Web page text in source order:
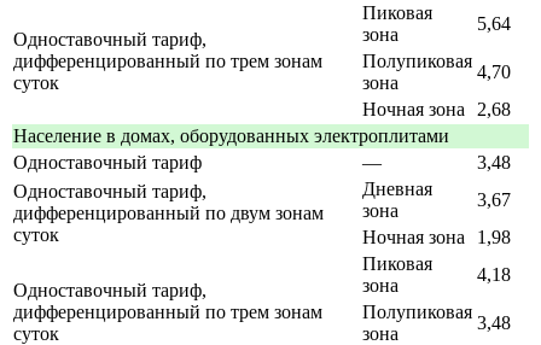
Одноставочный тариф,
дифференцированный по трем зонам
суток
Пиковая
зона
5,64
Полупиковая
зона
4,70
Ночная зона
2,68
Население в домах, оборудованных электроплитами
Одноставочный тариф
—
3,48
Одноставочный тариф,
дифференцированный по двум зонам
суток
Дневная
зона
3,67
Ночная зона
1,98
Одноставочный тариф,
дифференцированный по трем зонам
суток
Пиковая
зона
4,18
Полупиковая
зона
3,48